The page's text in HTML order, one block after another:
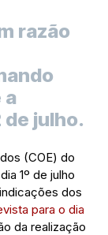
razão
a
de julho.
(COE) do
1º de julho
dos
para o dia
da realização